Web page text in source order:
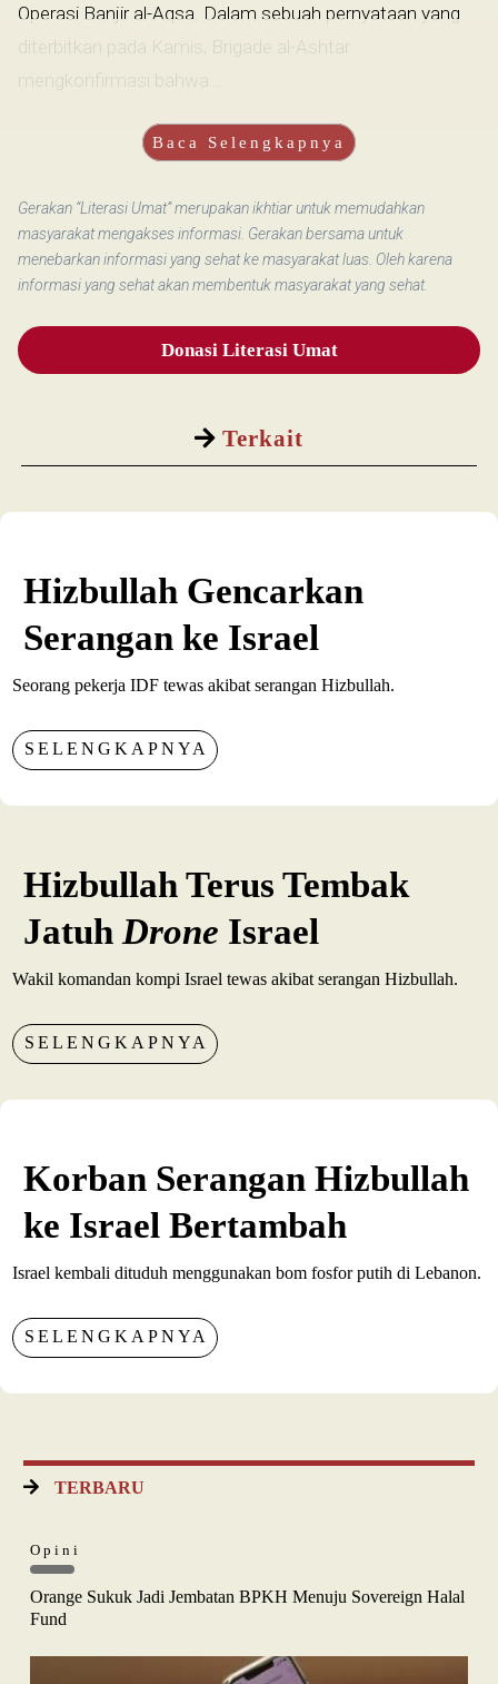
Terkait
Operasi Banjir al-Aqsa. Dalam sebuah pernyataan yang
diterbitkan pada Kamis, Brigade al-Ashtar
mengkonfirmasi bahwa...
Baca Selengkapnya
Gerakan “Literasi Umat” merupakan ikhtiar untuk memudahkan
masyarakat mengakses informasi. Gerakan bersama untuk
menebarkan informasi yang sehat ke masyarakat luas. Oleh karena
informasi yang sehat akan membentuk masyarakat yang sehat.
Donasi Literasi Umat
Hizbullah Gencarkan
Serangan ke Israel
Seorang pekerja IDF tewas akibat serangan Hizbullah.
SELENGKAPNYA
Hizbullah Terus Tembak
JatuhDrone Israel
Wakil komandan kompi Israel tewas akibat serangan Hizbullah.
SELENGKAPNYA
Korban Serangan Hizbullah
ke Israel Bertambah
Israel kembali dituduh menggunakan bom fosfor putih di Lebanon.
SELENGKAPNYA
TERBARU
Opini
Orange Sukuk Jadi Jembatan BPKH Menuju Sovereign Halal
Fund